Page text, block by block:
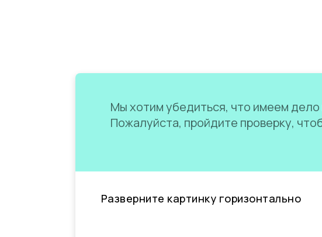
Мы хотим убедиться, что имеем дело
Пожалуйста, пройдите проверку,
Разверните картинку горизонтально